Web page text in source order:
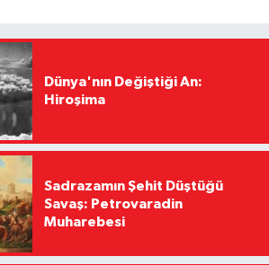
Dünya'nın Değiştiği An:
Hiroşima
Sadrazamın Şehit Düştüğü
Savaş: Petrovaradin
Muharebesi